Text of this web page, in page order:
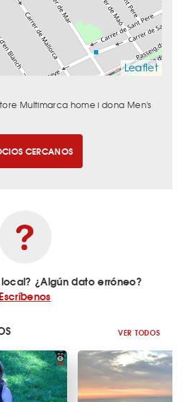
Leaflet
Multimarca home i dona Men's
CERCANOS
¿Algún dato erróneo?
Escríbenos
VER TODOS